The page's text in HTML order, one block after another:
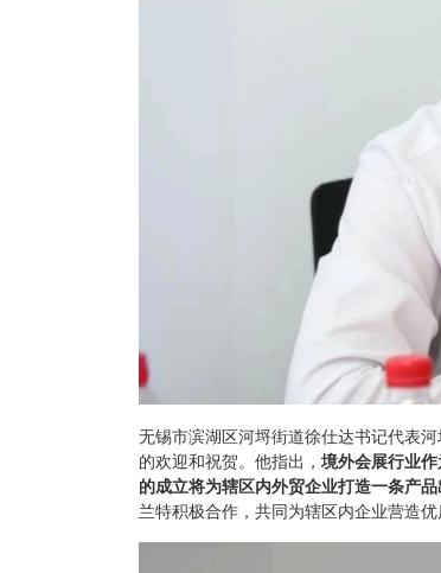
无锡市滨湖区河埒街道徐仕达书记代表
的欢迎和祝贺。他指出， 境外会展行业
的成立将为辖区内外贸企业打造一条产
兰特积极合作，共同为辖区内企业营造优